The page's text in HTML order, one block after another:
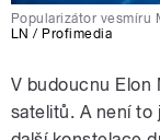
Popularizátor vesmíru
LN / Profimedia
V budoucnu Elon
satelitů. A není to